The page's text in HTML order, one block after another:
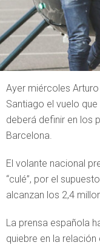
Ayer miércoles
Santiago el vuelo
deberá definir en los
Barcelona.
El volante nacional
“culé”, por el
alcanzan los 2,4
La prensa española
quiebre en la